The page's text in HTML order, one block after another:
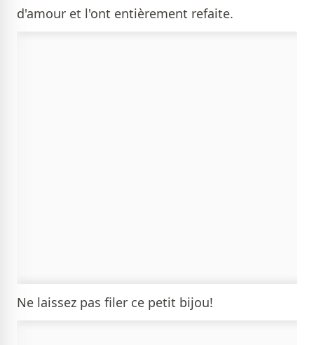
d'amour et l'ont entièrement refaite.
Ne laissez pas filer ce petit bijou!